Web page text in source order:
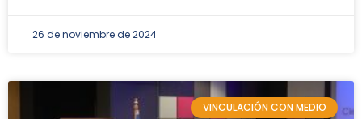
26 de noviembre de 2024
VINCULACIÓN CON MEDIO